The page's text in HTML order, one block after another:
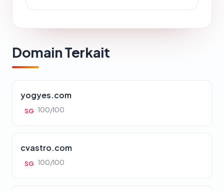
Domain Terkait
yogyes.com
SG 100/100
cvastro.com
SG 100/100